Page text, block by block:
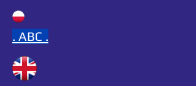
. ABC .